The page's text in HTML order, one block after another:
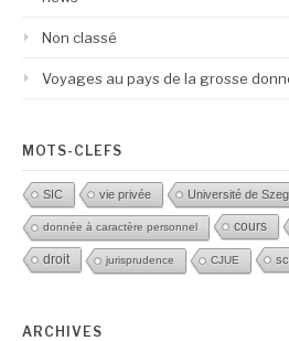
Non classé
Voyages au pays de la grosse
MOTS-CLEFS
SIC vie privée Université de
donnée à caractère personnel cours
droit jurisprudence CJUE
ARCHIVES